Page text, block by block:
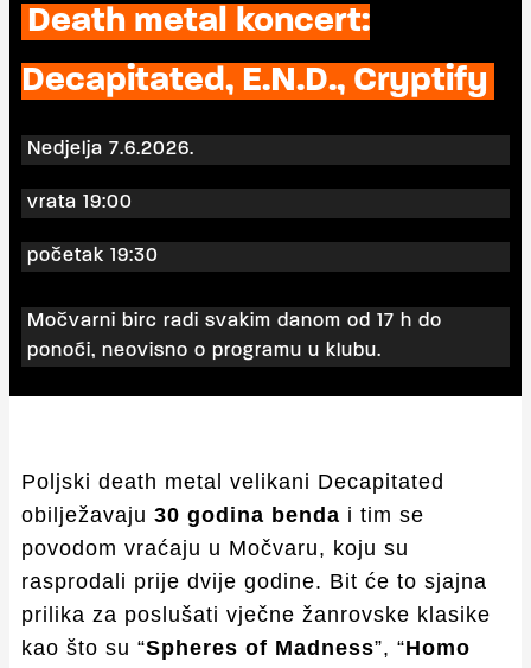
Death metal koncert:
Decapitated, E.N.D., Cryptify
Nedjelja 7.6.2026.
vrata 19:00
početak 19:30
Močvarni birc radi svakim danom od 17 h do
ponoći, neovisno o programu u klubu.
Poljski death metal velikani Decapitated
obilježavaju 30 godina benda i tim se
povodom vraćaju u Močvaru, koju su
rasprodali prije dvije godine. Bit će to sjajna
prilika za poslušati vječne žanrovske klasike
kao što su “Spheres of Madness”, “Homo